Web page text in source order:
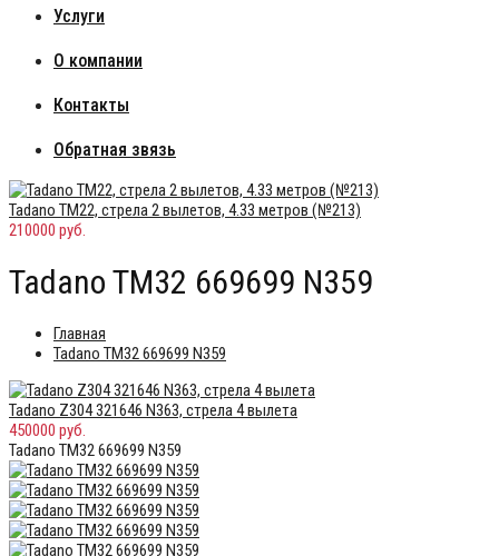
Услуги
О компании
Контакты
Обратная звязь
Tadano TM22, стрела 2 вылетов, 4.33 метров (№213)
210000 руб.
Tadano TM32 669699 N359
Главная
Tadano TM32 669699 N359
Tadano Z304 321646 N363, стрела 4 вылета
450000 руб.
Tadano TM32 669699 N359